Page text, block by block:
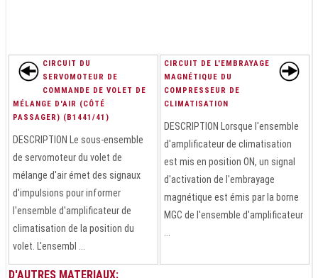
CIRCUIT DU
SERVOMOTEUR DE
COMMANDE DE VOLET DE
MÉLANGE D'AIR (CÔTÉ
PASSAGER) (B1441/41)
DESCRIPTION Le sous-ensemble
de servomoteur du volet de
mélange d'air émet des signaux
d'impulsions pour informer
l'ensemble d'amplificateur de
climatisation de la position du
volet. L'ensembl ...
CIRCUIT DE L'EMBRAYAGE
MAGNÉTIQUE DU
COMPRESSEUR DE
CLIMATISATION
DESCRIPTION Lorsque l'ensemble
d'amplificateur de climatisation
est mis en position ON, un signal
d'activation de l'embrayage
magnétique est émis par la borne
MGC de l'ensemble d'amplificateur
D'AUTRES MATERIAUX: